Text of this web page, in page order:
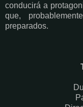
conducirá a
que,
preparados.